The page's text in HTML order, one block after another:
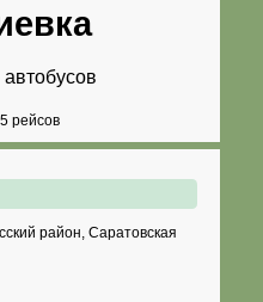
рейсов
район, Саратовская